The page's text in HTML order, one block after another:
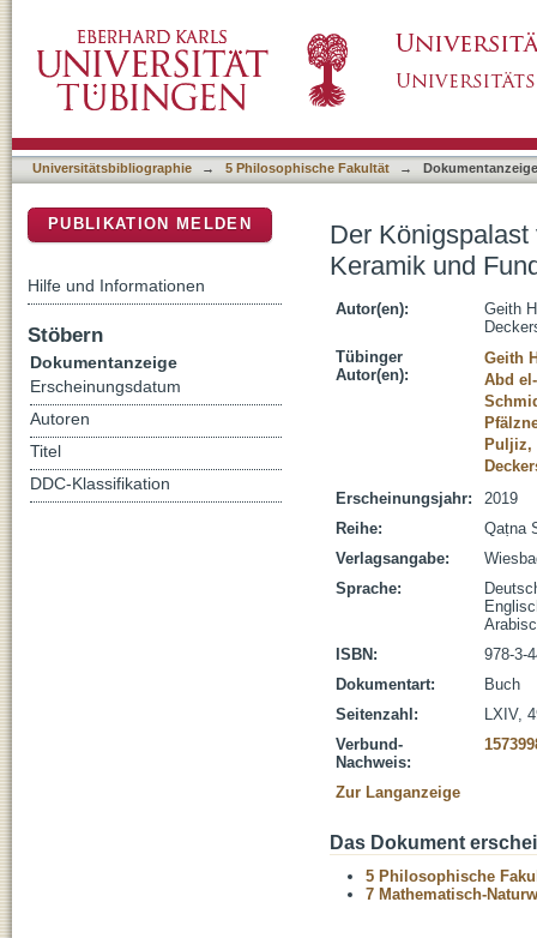
Zentralbereiches
Universitätsbibliographie → 5 Philosophische Fakultät → Dokumentanzeige
Der
Keramik und
Autor(en):
Geith
Tübinger
Autor(en):
Geith
Abd
Puljiz,
Erscheinungsjahr:
2019
Reihe:
Qaṭna
Verlagsangabe:
Sprache:
ISBN:
978-3-
Dokumentart:
Buch
Seitenzahl:
LXIV,
Verbund-
Nachweis:
Zur Langanzeige
Das Dokument
5 Philosophische
7 Mathematisch-
PUBLIKATION MELDEN
Hilfe und Informationen
Stöbern
Dokumentanzeige
Erscheinungsdatum
Autoren
Titel
DDC-Klassifikation